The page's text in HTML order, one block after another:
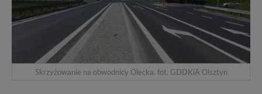
Skrzyżowanie na obwodnicy Olecka. fot. GDDKiA Olsztyn